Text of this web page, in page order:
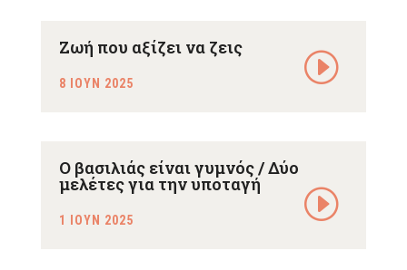
Ζωή που αξίζει να ζεις
8 ΙΟΥΝ 2025
Ο βασιλιάς είναι γυμνός / Δύο
μελέτες για την υποταγή
1 ΙΟΥΝ 2025